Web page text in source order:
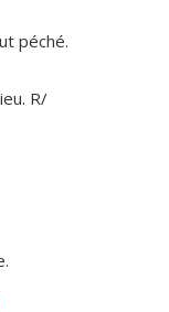
péché.
R/